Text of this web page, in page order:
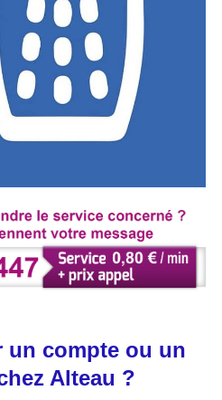
un compte ou un
Alteau ?